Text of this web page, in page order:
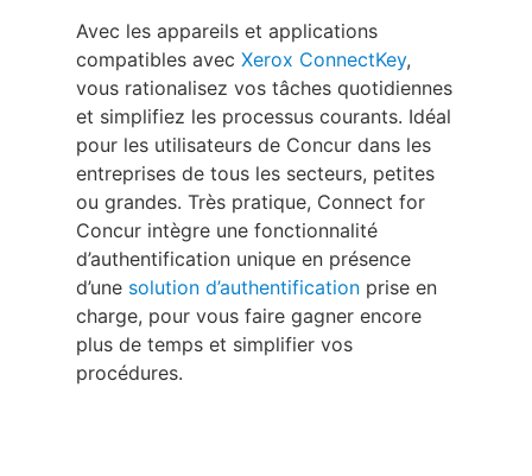
Avec les appareils et applications
compatibles avec Xerox ConnectKey,
vous rationalisez vos tâches quotidiennes
et simplifiez les processus courants. Idéal
pour les utilisateurs de Concur dans les
entreprises de tous les secteurs, petites
ou grandes. Très pratique, Connect for
Concur intègre une fonctionnalité
d’authentification unique en présence
d’une solution d’authentification prise en
charge, pour vous faire gagner encore
plus de temps et simplifier vos
procédures.